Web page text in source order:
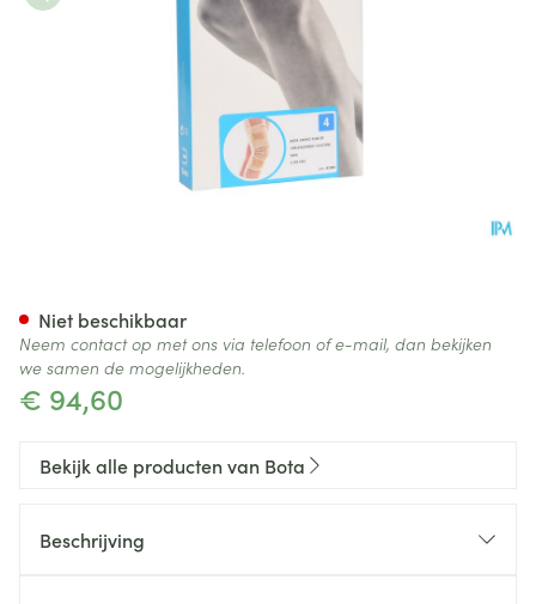
€ 94,60
Niet beschikbaar
Neem contact op met ons via telefoon of e-mail, dan bekijken
we samen de mogelijkheden.
Bekijk alle producten van Bota
Beschrijving